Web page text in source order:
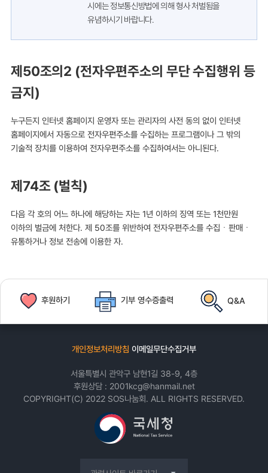
시에는 정보통신방법에 의해 형사 처벌됨을
유념하시기 바랍니다.
제50조의2 (전자우편주소의 무단 수집행위 등
금지)
누구든지 인터넷 홈페이지 운영자 또는 관리자의 사전 동의 없이 인터넷
홈페이지에서 자동으로 전자우편주소를 수집하는 프로그램이나 그 밖의
기술적 장치를 이용하여 전자우편주소를 수집하여서는 아니된다.
제74조 (벌칙)
다음 각 호의 어느 하나에 해당하는 자는 1년 이하의 징역 또는 1천만원
이하의 벌금에 처한다. 제 50조를 위반하여 전자우편주소를 수집ㆍ판매ㆍ
유통하거나 정보 전송에 이용한 자.
후원하기 기부 영수증출력 Q&A
개인정보처리방침 이메일무단수집거부
서울특별시 관악구 남현1길 38-9, 4층
후원상담 : 2001kcg@hanmail.net
COPYRIGHT(C) 2022 SOS나눔회. ALL RIGHTS RESERVED.